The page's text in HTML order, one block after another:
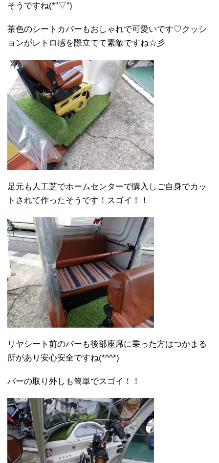
そうですね(*”▽”)
茶色のシートカバーもおしゃれで可愛いです♡クッシ
ョンがレトロ感を際立てて素敵ですね☆彡
足元も人工芝でホームセンターで購入しご自身でカッ
トされて作ったそうです！スゴイ！！
リヤシート前のバーも後部座席に乗った方はつかまる
所があり安心安全ですね(*^^*)
バーの取り外しも簡単でスゴイ！！